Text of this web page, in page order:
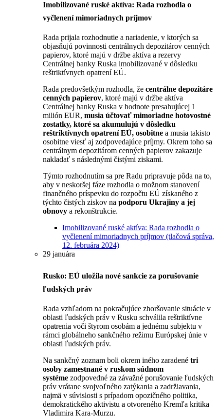
Imobilizované ruské aktíva: Rada rozhodla o
vyčlenení mimoriadnych príjmov
Rada prijala rozhodnutie a nariadenie, v ktorých sa
objasňujú povinnosti centrálnych depozitárov cenných
papierov, ktoré majú v držbe aktíva a rezervy
Centrálnej banky Ruska imobilizované v dôsledku
reštriktívnych opatrení EÚ.
Rada predovšetkým rozhodla, že centrálne depozitáre
cenných papierov, ktoré majú v držbe aktíva
Centrálnej banky Ruska v hodnote presahujúcej 1
milión EUR, musia účtovať mimoriadne hotovostné
zostatky, ktoré sa akumulujú v dôsledku
reštriktívnych opatrení EÚ, osobitne a musia takisto
osobitne viesť aj zodpovedajúce príjmy. Okrem toho sa
centrálnym depozitárom cenných papierov zakazuje
nakladať s následnými čistými ziskami.
Týmto rozhodnutím sa pre Radu pripravuje pôda na to,
aby v neskoršej fáze rozhodla o možnom stanovení
finančného príspevku do rozpočtu EÚ získaného z
týchto čistých ziskov na podporu Ukrajiny a jej
obnovy a rekonštrukcie.
Imobilizované ruské aktíva: Rada rozhodla o
vyčlenení mimoriadnych príjmov (tlačová správa,
12. februára 2024)
29 januára
Rusko: EÚ uložila nové sankcie za porušovanie
ľudských práv
Rada vzhľadom na pokračujúce zhoršovanie situácie v
oblasti ľudských práv v Rusku schválila reštriktívne
opatrenia voči štyrom osobám a jednému subjektu v
rámci globálneho sankčného režimu Európskej únie v
oblasti ľudských práv.
Na sankčný zoznam boli okrem iného zaradené tri
osoby zamestnané v ruskom súdnom
systéme zodpovedné za závažné porušovanie ľudských
práv vrátane svojvoľného zatýkania a zadržiavania,
najmä v súvislosti s prípadom opozičného politika,
demokratického aktivistu a otvoreného Kremľa kritika
Vladimira Kara-Murzu.